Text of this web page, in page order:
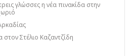
γλώσσες η νέα πινακίδα στην
Στέλιο Καζαντζίδη